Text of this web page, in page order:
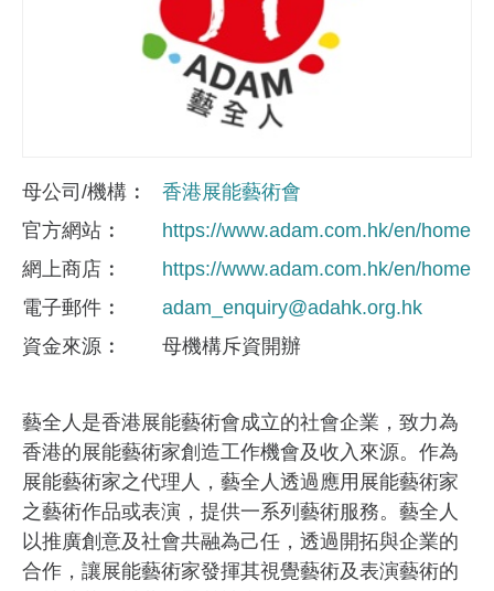
母公司/機構
香港展能藝術會
官方網站
https://www.adam.com.hk/en/home
網上商店
https://www.adam.com.hk/en/home
電子郵件
adam_enquiry@adahk.org.hk
資金來​源
母機構斥資開辦
藝全人是香港展能藝術會成立的社會企業，致力為
香港的展能藝術家創造工作機會及收入來源。作為
展能藝術家之代理人，藝全人透過應用展能藝術家
之藝術作品或表演，提供一系列藝術服務。藝全人
以推廣創意及社會共融為己任，透過開拓與企業的
合作，讓展能藝術家發揮其視覺藝術及表演藝術的